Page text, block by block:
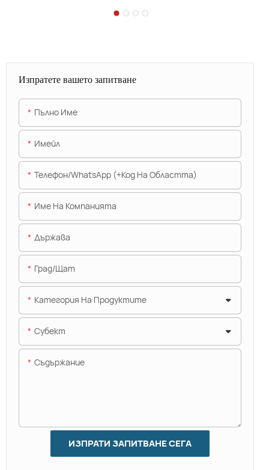
Изпратете вашето запитване
Пълно Име
Имейл
Телефон/WhatsApp (+Код На Областта)
Име На Компанията
Държава
Град/щат
Категория На Продуктите
Субект
Съдържание
ИЗПРАТИ ЗАПИТВАНЕ СЕГА